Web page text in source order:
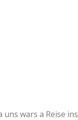
wars a Reise ins